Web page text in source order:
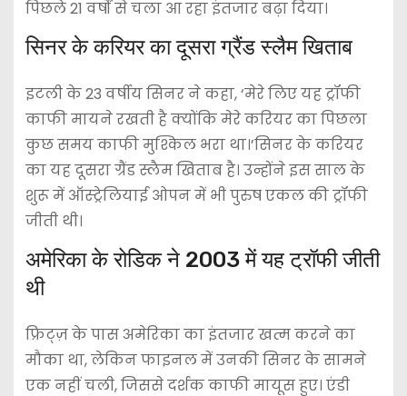
पिछले 21 वर्षों से चला आ रहा इंतजार बढ़ा दिया।
सिनर के करियर का दूसरा ग्रैंड स्लैम खिताब
इटली के 23 वर्षीय सिनर ने कहा, ‘मेरे लिए यह ट्रॉफी
काफी मायने रखती है क्योंकि मेरे करियर का पिछला
कुछ समय काफी मुश्किल भरा था।’सिनर के करियर
का यह दूसरा ग्रैंड स्लैम खिताब है। उन्होंने इस साल के
शुरू में ऑस्ट्रेलियाई ओपन में भी पुरुष एकल की ट्रॉफी
जीती थी।
अमेरिका के रोडिक ने 2003 में यह ट्रॉफी जीती
थी
फ्रिट्ज़ के पास अमेरिका का इंतजार खत्म करने का
मौका था, लेकिन फाइनल में उनकी सिनर के सामने
एक नहीं चली, जिससे दर्शक काफी मायूस हुए। एंडी